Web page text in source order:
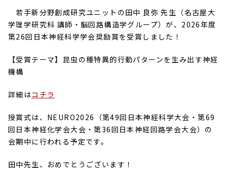
若手新分野創成研究ユニットの田中 良弥 先生（名古屋大
学理学研究科 講師・ 脳回路構造学グループ）が、2026年度
第26回日本神経科学学会奨励賞を受賞しました！
【受賞テーマ】 昆虫の種特異的行動パターンを生み出す神経
機構
詳細はコチラ
授賞式は、NEURO2026（第49回日本神経科学大会・第69
回日本神経化学会大会・第36回日本神経回路学会大会）の
会期中に行われる予定です。
田中先生、おめでとうございます！